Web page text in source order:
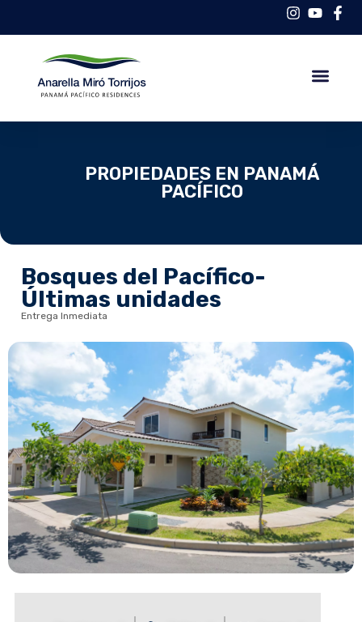
PROPIEDADES EN PANAMÁ
PACÍFICO
Bosques del Pacífico-
Últimas unidades
Entrega Inmediata
Tipo de Propiedad: Casa